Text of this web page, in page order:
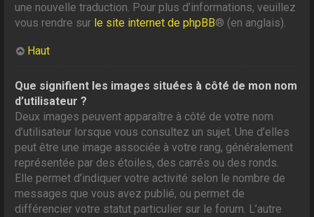
une nouvelle traduction. Pour plus d’informations, veuillez
vous rendre sur le site internet de phpBB® (en anglais).
Haut
Que signifient les images situées à côté de mon nom
d’utilisateur ?
Deux images peuvent apparaître à côté de votre nom
d’utilisateur lorsque vous consultez un sujet. Une d’elles
peut être une image associée à votre rang, généralement
représentée par des étoiles, des carrés ou des ronds.
Elle permet d’indiquer votre activité selon le nombre de
messages que vous avez publié, ou permet de
différencier votre statut particulier sur le forum. L’autre